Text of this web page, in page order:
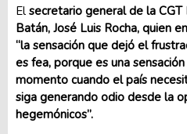
El secretario general de la
Batán, José Luis Rocha, quien
“la sensación que dejó el
es fea, porque es una
momento cuando el país
siga generando odio desde la
hegemónicos”.